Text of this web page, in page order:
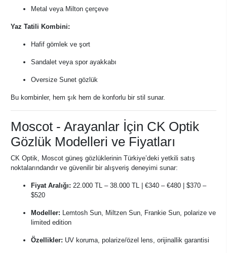
Metal veya Milton çerçeve
Yaz Tatili Kombini:
Hafif gömlek ve şort
Sandalet veya spor ayakkabı
Oversize Sunet gözlük
Bu kombinler, hem şık hem de konforlu bir stil sunar.
Moscot - Arayanlar İçin CK Optik
Gözlük Modelleri ve Fiyatları
CK Optik, Moscot güneş gözlüklerinin Türkiye’deki yetkili satış
noktalarındandır ve güvenilir bir alışveriş deneyimi sunar:
Fiyat Aralığı: 22.000 TL – 38.000 TL | €340 – €480 | $370 –
$520
Modeller: Lemtosh Sun, Miltzen Sun, Frankie Sun, polarize ve
limited edition
Özellikler: UV koruma, polarize/özel lens, orijinallik garantisi